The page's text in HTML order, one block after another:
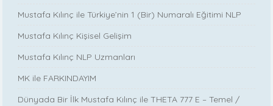
Mustafa Kılınç ile Türkiye’nin 1 (Bir) Numaralı Eğitimi NLP
Mustafa Kılınç Kişisel Gelişim
Mustafa Kılınç NLP Uzmanları
MK ile FARKINDAYIM
Dünyada Bir İlk Mustafa Kılınç ile THETA 777 E – Temel /